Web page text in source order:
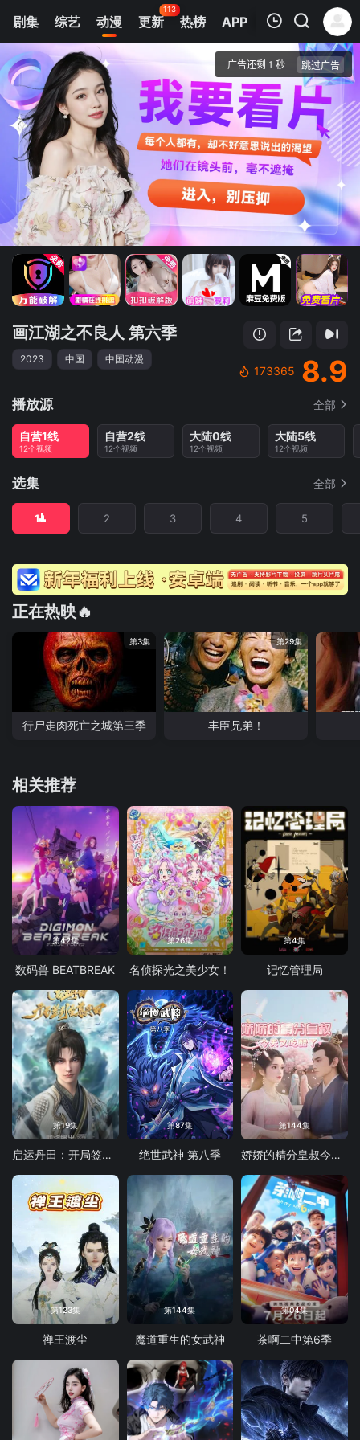
剧集 综艺 动漫 更新
113
热榜 APP
我的观影记录
1
画江湖之不良人 第六季
清空
画江湖之不良人 第六季
2023 中国 中国动漫
173365 8.9
播放源 全部
自营1线
12个视频
自营2线
12个视频
大陆0线
12个视频
大陆5线
12个视频
选集 全部
1 2 3 4 5
正在热映🔥
第3集
行尸走肉死亡之城第三季
第29集
丰臣兄弟！
相关推荐
第42集
数码兽 BEATBREAK
第26集
名侦探光之美少女！
第4集
记忆管理局
第19集
启运丹田：开局签到至尊丹田
第87集
绝世武神 第八季
第144集
娇娇的精分皇叔今天又吃醋了
第123集
禅王渡尘
第144集
魔道重生的女武神
第04集
茶啊二中第6季